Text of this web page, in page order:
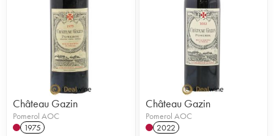
Château Gazin
Pomerol AOC
1975
Château Gazin
Pomerol AOC
2022